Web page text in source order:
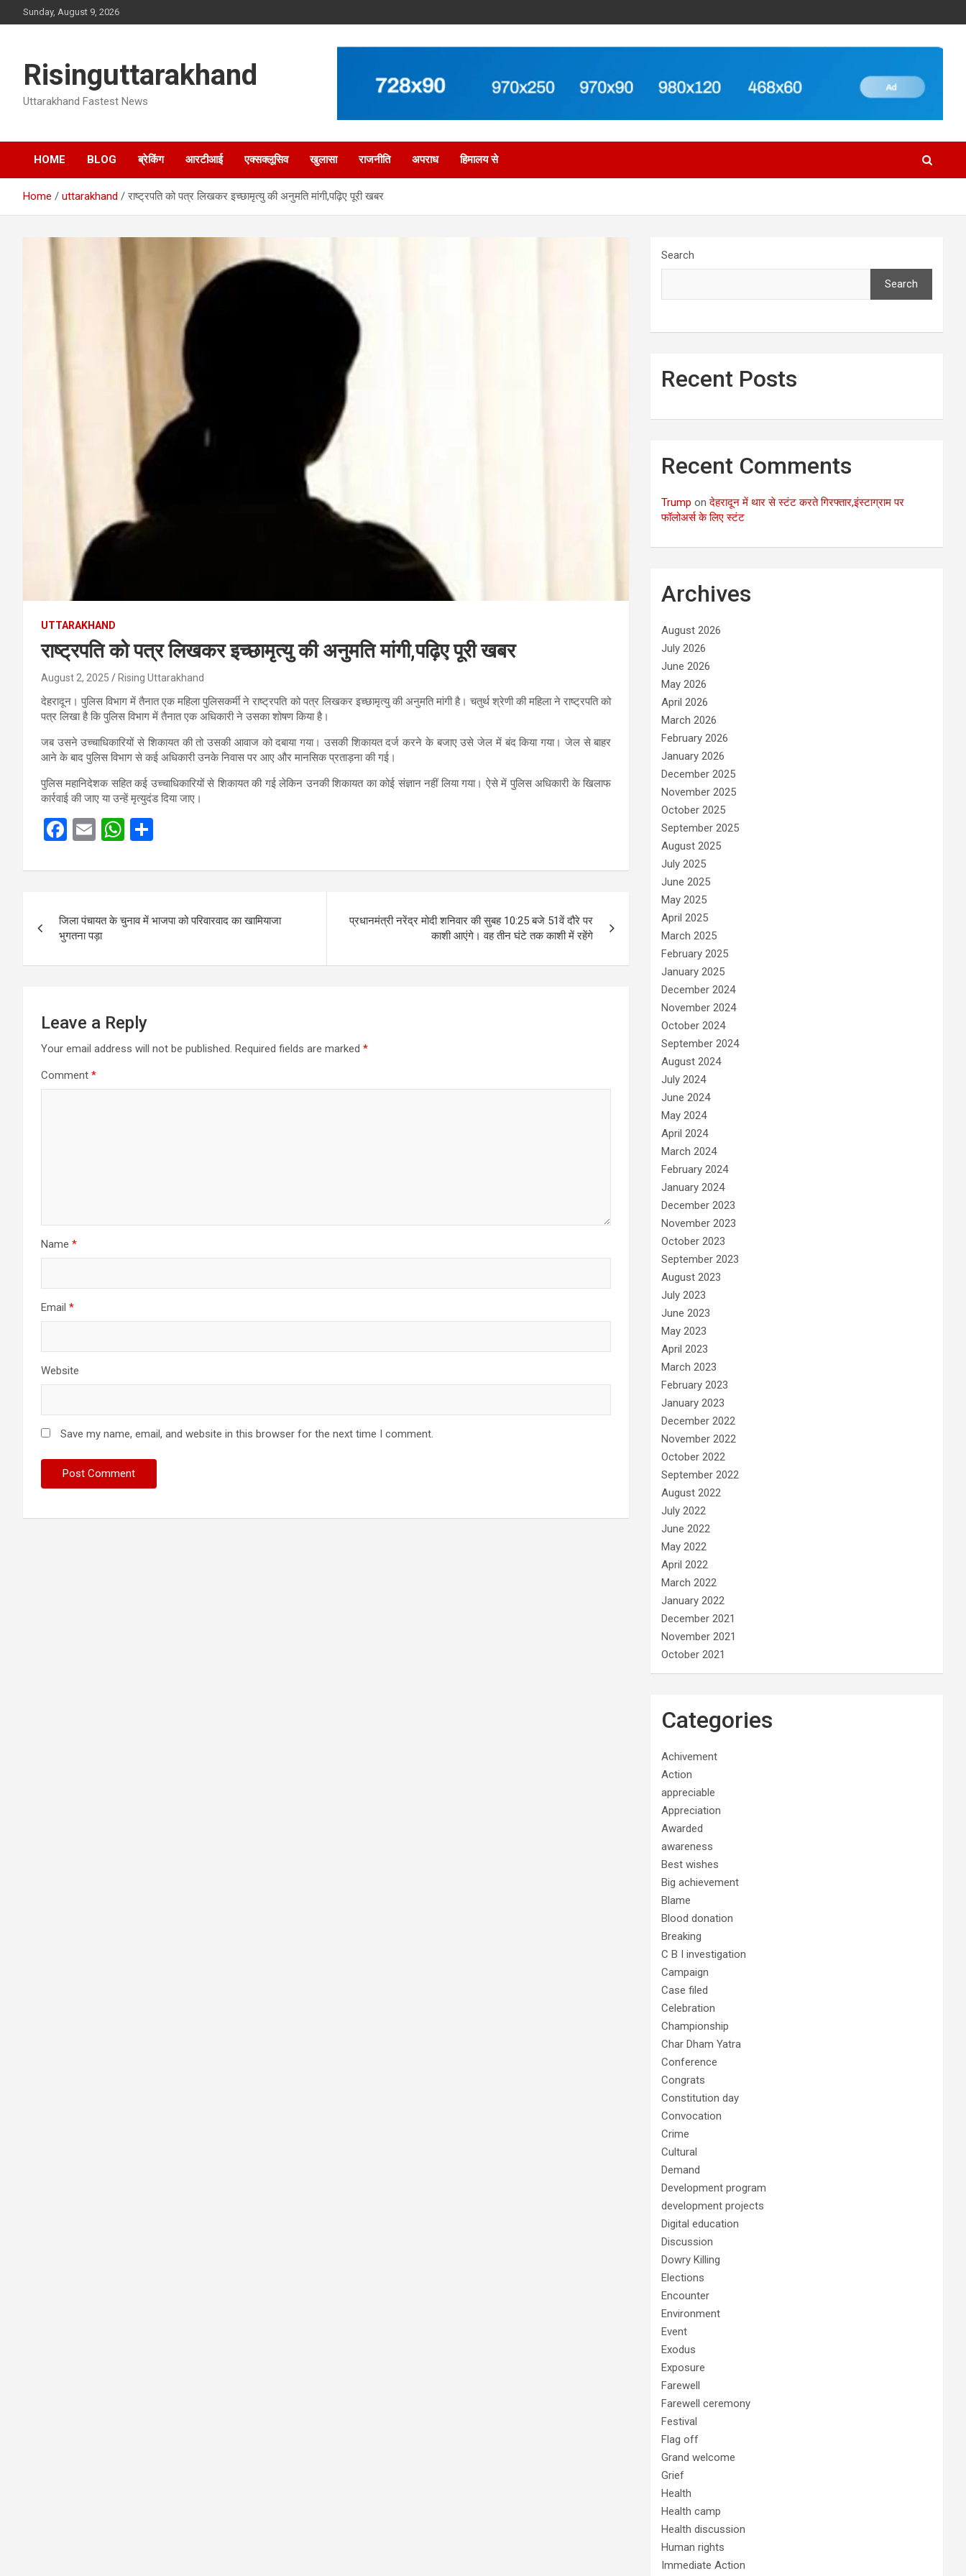
to
Sunday, August 9, 2026
Risinguttarakhand
Uttarakhand Fastest News
HOME BLOG ब्रेकिंग आरटीआई एक्सक्लूसिव खुलासा राजनीति अपराध हिमालय से
Home uttarakhand राष्ट्रपति को पत्र लिखकर इच्छामृत्यु की अनुमति मांगी,पढ़िए पूरी खबर
UTTARAKHAND
राष्ट्रपति को पत्र लिखकर इच्छामृत्यु की अनुमति मांगी,पढ़िए पूरी खबर
August 2, 2025 Rising Uttarakhand
देहरादून। पुलिस विभाग में तैनात एक महिला पुलिसकर्मी ने राष्ट्रपति को पत्र लिखकर इच्छामृत्यु की अनुमति मांगी है। चतुर्थ श्रेणी की महिला ने राष्ट्रपति को
पत्र लिखा है कि पुलिस विभाग में तैनात एक अधिकारी ने उसका शोषण किया है।
जब उसने उच्चाधिकारियों से शिकायत की तो उसकी आवाज को दबाया गया। उसकी शिकायत दर्ज करने के बजाए उसे जेल में बंद किया गया। जेल से बाहर
आने के बाद पुलिस विभाग से कई अधिकारी उनके निवास पर आए और मानसिक प्रताड़ना की गई।
पुलिस महानिदेशक सहित कई उच्चाधिकारियों से शिकायत की गई लेकिन उनकी शिकायत का कोई संज्ञान नहीं लिया गया। ऐसे में पुलिस अधिकारी के खिलाफ
कार्रवाई की जाए या उन्हें मृत्युदंड दिया जाए।
F
ce
o
o
k
E
ail
W
at
A
p
ar
navigation
जिला पंचायत के चुनाव में भाजपा को परिवारवाद का खामियाजा
भुगतना पड़ा
प्रधानमंत्री नरेंद्र मोदी शनिवार की सुबह 10:25 बजे 51वें दौरे पर
काशी आएंगे। वह तीन घंटे तक काशी में रहेंगे
Leave a Reply
Your email address will not be published. Required fields are marked *
Comment *
Name *
Email *
Website
Save my name, email, and website in this browser for the next time I comment.
Search
Search
Recent Posts
Recent Comments
Trump onदेहरादून में थार से स्टंट करते गिरफ्तार,इंस्टाग्राम पर
फॉलोअर्स के लिए स्टंट
Archives
August 2026
July 2026
June 2026
May 2026
April 2026
March 2026
February 2026
January 2026
December 2025
November 2025
October 2025
September 2025
August 2025
July 2025
June 2025
May 2025
April 2025
March 2025
February 2025
January 2025
December 2024
November 2024
October 2024
September 2024
August 2024
July 2024
June 2024
May 2024
April 2024
March 2024
February 2024
January 2024
December 2023
November 2023
October 2023
September 2023
August 2023
July 2023
June 2023
May 2023
April 2023
March 2023
February 2023
January 2023
December 2022
November 2022
October 2022
September 2022
August 2022
July 2022
June 2022
May 2022
April 2022
March 2022
January 2022
December 2021
November 2021
October 2021
Categories
Achivement
Action
appreciable
Appreciation
Awarded
awareness
Best wishes
Big achievement
Blame
Blood donation
Breaking
C B I investigation
Campaign
Case filed
Celebration
Championship
Char Dham Yatra
Conference
Congrats
Constitution day
Convocation
Crime
Cultural
Demand
Development program
development projects
Digital education
Discussion
Dowry Killing
Elections
Encounter
Environment
Event
Exodus
Exposure
Farewell
Farewell ceremony
Festival
Flag off
Grand welcome
Grief
Health
Health camp
Health discussion
Human rights
Immediate Action